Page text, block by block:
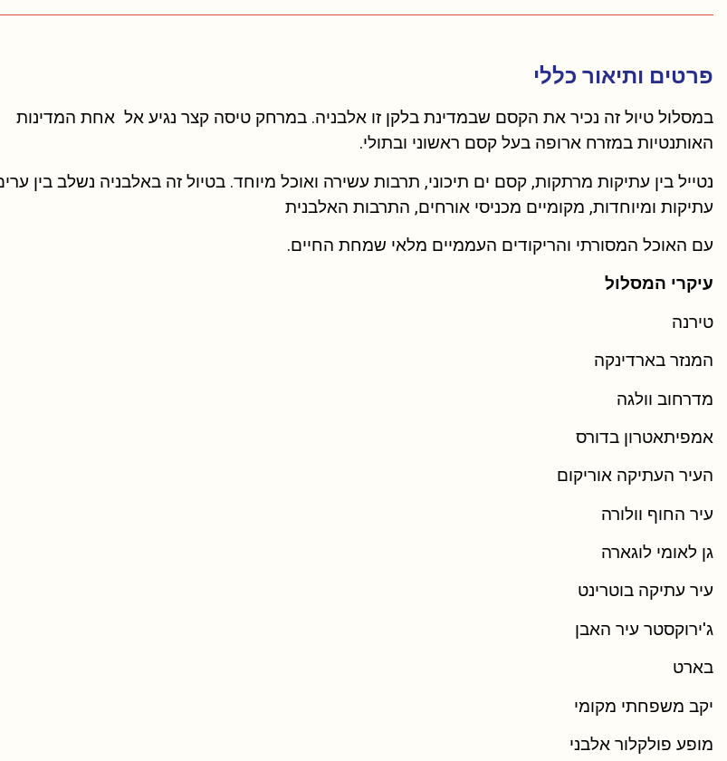
פרטים ותיאור כללי
במסלול טיול זה נכיר את הקסם שבמדינת בלקן זו אלבניה. במרחק טיסה קצר נגיע אל אחת המדינות
האותנטיות במזרח ארופה בעל קסם ראשוני ובתולי.
נטייל בין עתיקות מרתקות, קסם ים תיכוני, תרבות עשירה ואוכל מיוחד. בטיול זה באלבניה נשלב בין
עתיקות ומיוחדות, מקומיים מכניסי אורחים, התרבות האלבנית
עם האוכל המסורתי והריקודים העממיים מלאי שמחת החיים.
עיקרי המסלול
טירנה
המנזר בארדינקה
מדרחוב וולגה
אמפיתאטרון בדורס
העיר העתיקה אוריקום
עיר החוף וולורה
גן לאומי לוגארה
עיר עתיקה בוטרינט
ג'ירוקסטר עיר האבן
בארט
יקב משפחתי מקומי
מופע פולקלור אלבני